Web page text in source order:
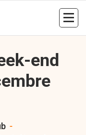
end
-